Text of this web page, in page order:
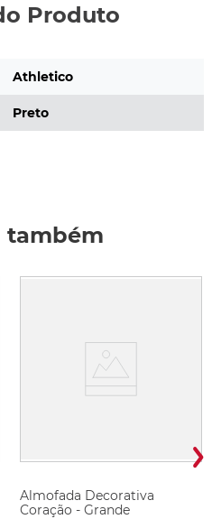
Produto
Athletico
Preto
também
Almofada Decorativa
Coração - Grande